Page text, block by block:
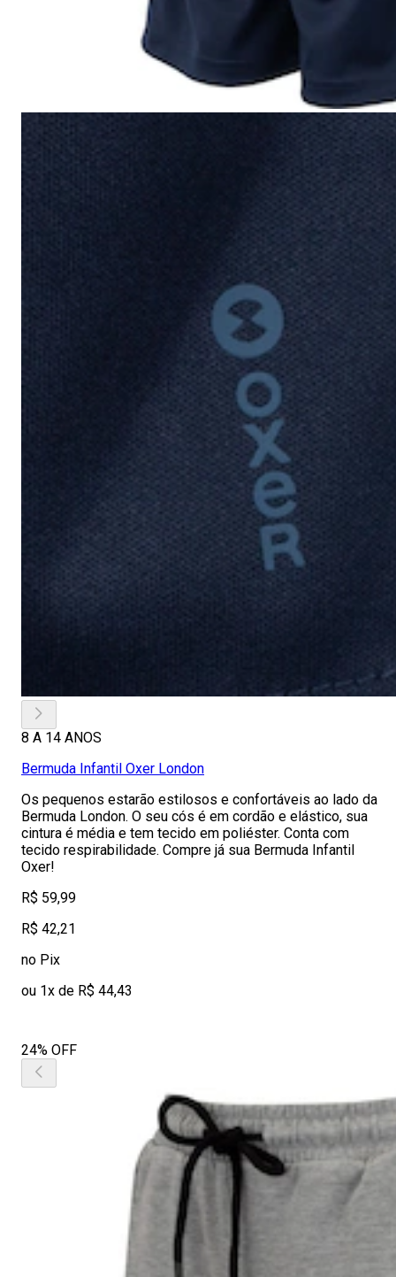
8 A 14 ANOS
Bermuda Infantil Oxer London
Os pequenos estarão estilosos e confortáveis ao lado da
Bermuda London. O seu cós é em cordão e elástico, sua
cintura é média e tem tecido em poliéster. Conta com
tecido respirabilidade. Compre já sua Bermuda Infantil
Oxer!
R$ 59,99
R$ 42,21
no Pix
ou 1x de R$ 44,43
24% OFF